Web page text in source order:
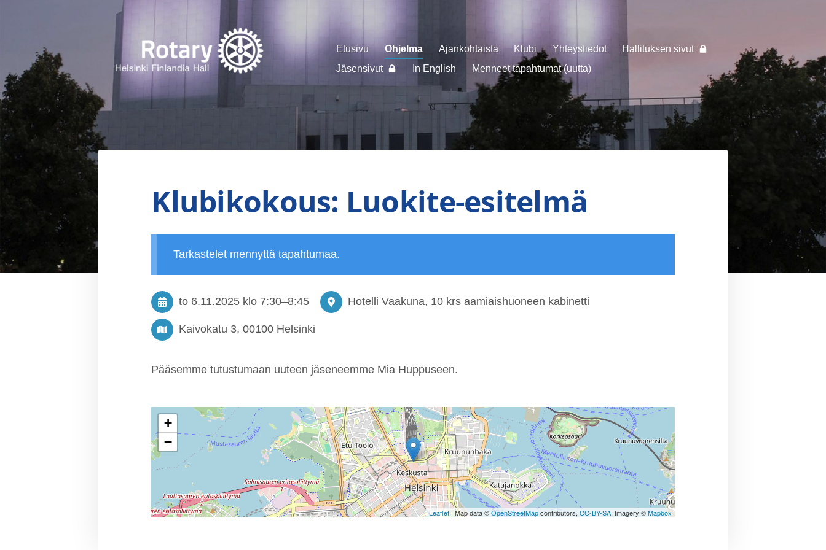
Finlandia Hall Rotaryklubi ry Etusivu Ohjelma Ajankohtaista Klubi Yhteystiedot
Hallituksen sivut
Jäsensivut
In English Menneet tapahtumat (uutta)
Klubikokous: Luokite-esitelmä
Tarkastelet mennyttä tapahtumaa.
to 6.11.2025 klo 7:30–8:45 Hotelli Vaakuna, 10 krs aamiaishuoneen kabinetti
Kaivokatu 3, 00100 Helsinki
Pääsemme tutustumaan uuteen jäseneemme Mia Huppuseen.
+
−
Leaflet| Map data ©OpenStreetMapcontributors, CC-BY-SA, Imagery ©Mapbox